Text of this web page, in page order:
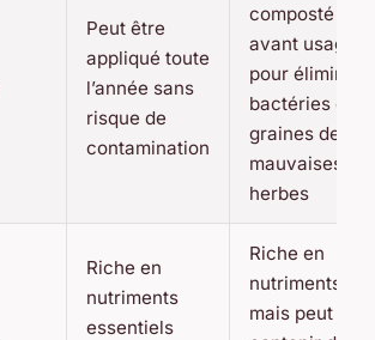
Peut être
appliqué toute
l’année sans
risque de
contamination
composté
avant usage
pour éliminer
bactéries et
graines de
mauvaises
herbes
Riche en
nutriments
essentiels
Riche en
nutriments
mais peut